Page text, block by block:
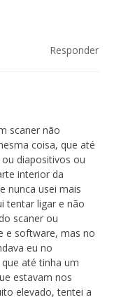
Responder
scaner não
coisa, que até
diapositivos ou
interior da
nunca usei mais
tentar ligar e não
scaner ou
e software, mas no
eu no
até tinha um
estavam nos
elevado, tentei a